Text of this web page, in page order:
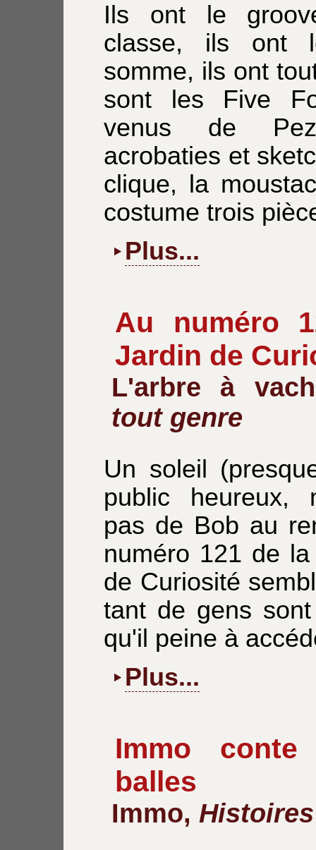
Ils ont le
classe, ils ont
somme, ils ont
sont les Five
venus de
acrobaties et
clique, la
costume trois
Plus...
Au numéro
Jardin de
L'arbre à
tout genre
Un soleil
public heureux,
pas de Bob au
numéro 121 de
de Curiosité
tant de gens
qu'il peine à
Plus...
Immo
balles
Immo,